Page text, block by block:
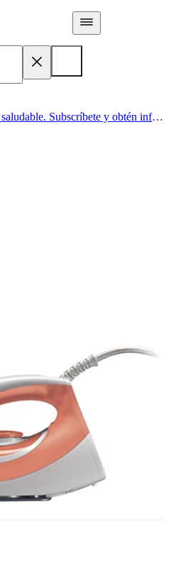
Acá comienza un estilo de vida saludable. Subscríbete y obtén información de primera mano